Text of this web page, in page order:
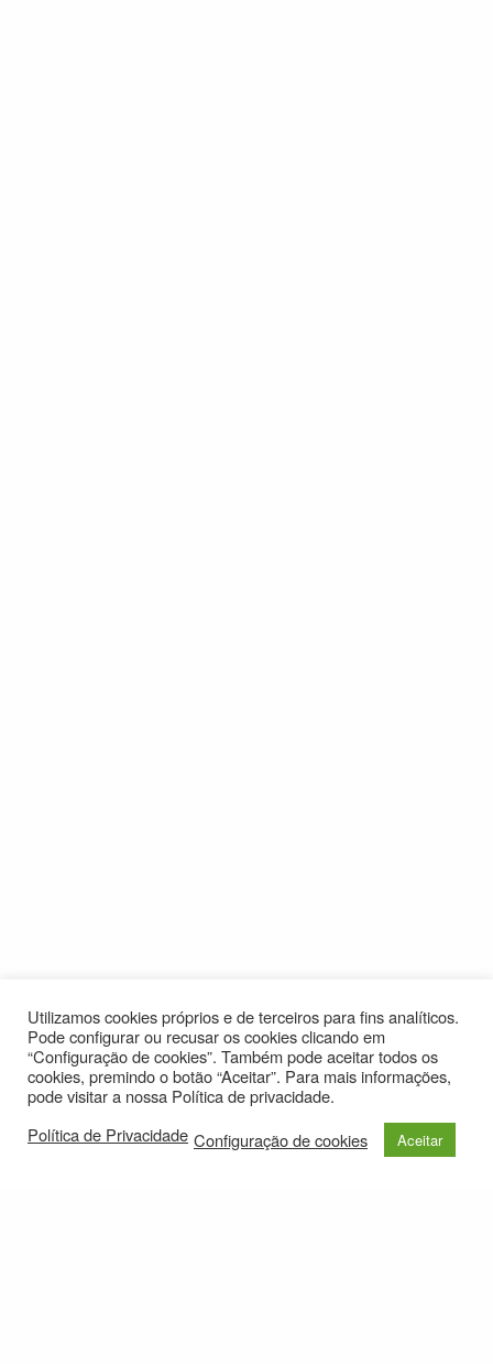
Utilizamos cookies próprios e de terceiros para fins analíticos.
Pode configurar ou recusar os cookies clicando em
“Configuração de cookies”. Também pode aceitar todos os
cookies, premindo o botão “Aceitar”. Para mais informações,
pode visitar a nossa Política de privacidade.
Política de Privacidade Configuração de cookies Aceitar